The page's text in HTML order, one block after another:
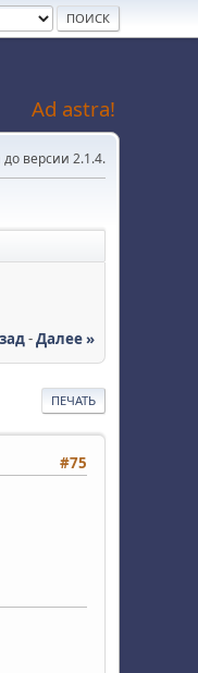
Ad astra!
версии 2.1.4.
-Далее »
ПЕЧАТЬ
#75